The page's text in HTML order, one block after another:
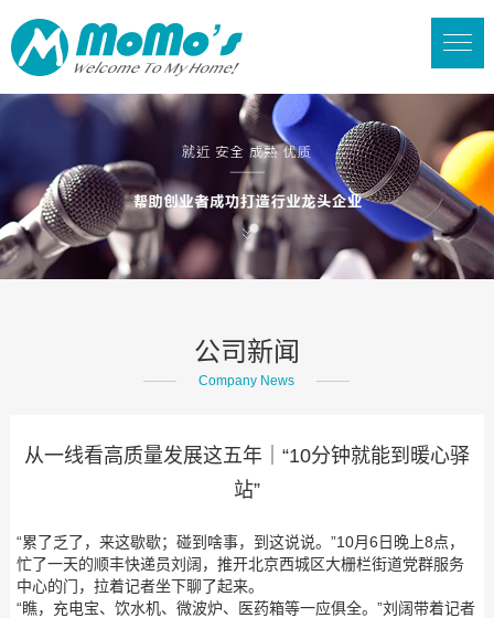
公司新闻
Company News
从一线看高质量发展这五年｜“10分钟就能到暖心驿
站”
“累了乏了，来这歇歇；碰到啥事，到这说说。”10月6日晚上8点，
忙了一天的顺丰快递员刘阔，推开北京西城区大栅栏街道党群服务
中心的门，拉着记者坐下聊了起来。
“瞧，充电宝、饮水机、微波炉、医药箱等一应俱全。”刘阔带着记者